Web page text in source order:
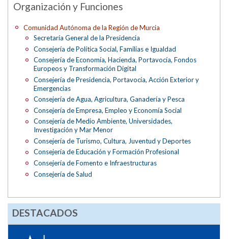
Organización y Funciones
Comunidad Autónoma de la Región de Murcia
Secretaría General de la Presidencia
Consejería de Política Social, Familias e Igualdad
Consejería de Economía, Hacienda, Portavocía, Fondos
Europeos y Transformación Digital
Consejería de Presidencia, Portavocía, Acción Exterior y
Emergencias
Consejería de Agua, Agricultura, Ganadería y Pesca
Consejería de Empresa, Empleo y Economía Social
Consejería de Medio Ambiente, Universidades,
Investigación y Mar Menor
Consejería de Turismo, Cultura, Juventud y Deportes
Consejería de Educación y Formación Profesional
Consejería de Fomento e Infraestructuras
Consejería de Salud
DESTACADOS